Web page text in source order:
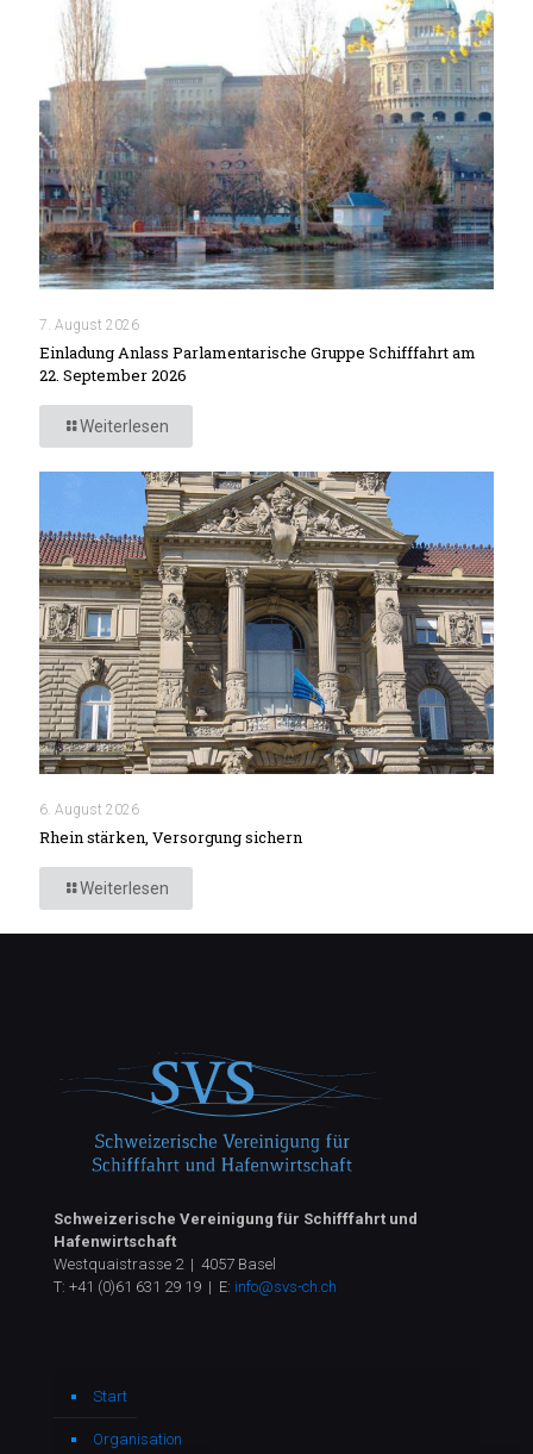
7. August 2026
Einladung Anlass Parlamentarische Gruppe Schifffahrt am
22. September 2026
Weiterlesen
6. August 2026
Rhein stärken, Versorgung sichern
Weiterlesen
Schweizerische Vereinigung für Schifffahrt und
Hafenwirtschaft
Westquaistrasse 2 | 4057 Basel
T: +41 (0)61 631 29 19 | E: info@svs-ch.ch
Start
Organisation